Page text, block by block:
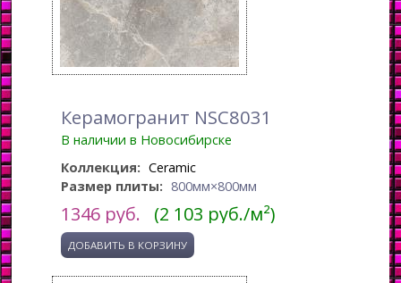
Керамогранит NSC8031
В наличии в Новосибирске
Коллекция: Ceramic
Размер плиты: 800мм×800мм
1346 руб. (2 103 руб./м²)